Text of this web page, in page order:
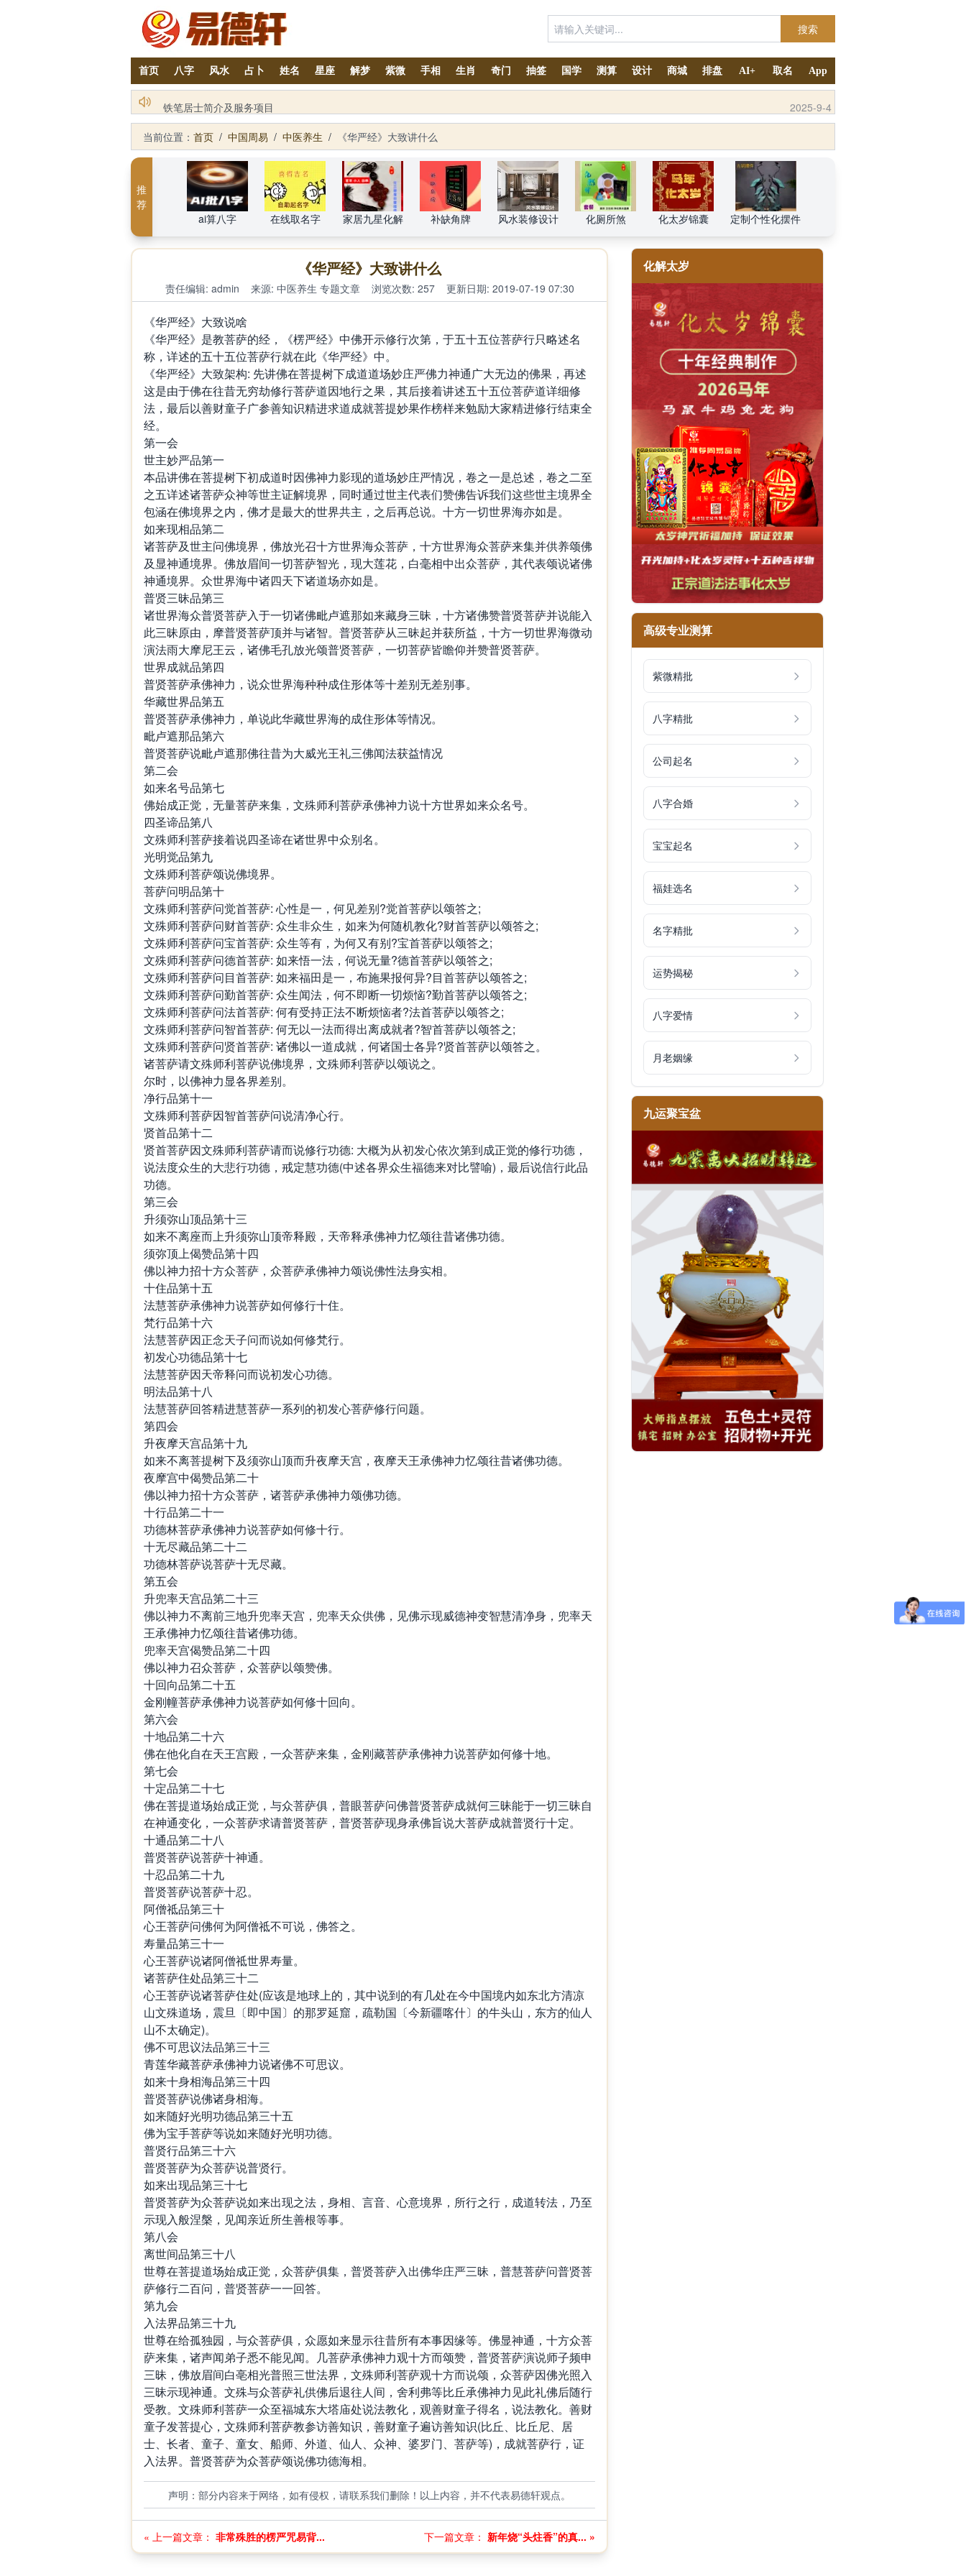
搜索
首页 八字 风水 占卜 姓名 星座 解梦 紫微 手相 生肖 奇门 抽签 国学 测算 设计 商城 排盘 AI+ 取名 App
2026丙午年铁笔居士精批年运说明 2025-10-11
当前位置： 首页 / 中国周易 / 中医养生 / 《华严经》大致讲什么
推
荐
ai算八字
在线取名字 家居九星化解 补缺角牌 风水装修设计 化厕所煞 化太岁锦囊 定制个性化摆件
《华严经》大致讲什么
责任编辑: admin 来源: 中医养生 专题文章 浏览次数: 257 更新日期: 2019-07-19 07:30
《华严经》大致说啥
《华严经》是教菩萨的经，《楞严经》中佛开示修行次第，于五十五位菩萨行只略述名
称，详述的五十五位菩萨行就在此《华严经》中。
《华严经》大致架构: 先讲佛在菩提树下成道道场妙庄严佛力神通广大无边的佛果，再述
这是由于佛在往昔无穷劫修行菩萨道因地行之果，其后接着讲述五十五位菩萨道详细修
法，最后以善财童子广参善知识精进求道成就菩提妙果作榜样来勉励大家精进修行结束全
经。
第一会
世主妙严品第一
本品讲佛在菩提树下初成道时因佛神力影现的道场妙庄严情况，卷之一是总述，卷之二至
之五详述诸菩萨众神等世主证解境界，同时通过世主代表们赞佛告诉我们这些世主境界全
包涵在佛境界之内，佛才是最大的世界共主，之后再总说。十方一切世界海亦如是。
如来现相品第二
诸菩萨及世主问佛境界，佛放光召十方世界海众菩萨，十方世界海众菩萨来集并供养颂佛
及显神通境界。佛放眉间一切菩萨智光，现大莲花，白毫相中出众菩萨，其代表颂说诸佛
神通境界。众世界海中诸四天下诸道场亦如是。
普贤三昧品第三
诸世界海众普贤菩萨入于一切诸佛毗卢遮那如来藏身三昧，十方诸佛赞普贤菩萨并说能入
此三昧原由，摩普贤菩萨顶并与诸智。普贤菩萨从三昧起并获所益，十方一切世界海微动
演法雨大摩尼王云，诸佛毛孔放光颂普贤菩萨，一切菩萨皆瞻仰并赞普贤菩萨。
世界成就品第四
普贤菩萨承佛神力，说众世界海种种成住形体等十差别无差别事。
华藏世界品第五
普贤菩萨承佛神力，单说此华藏世界海的成住形体等情况。
毗卢遮那品第六
普贤菩萨说毗卢遮那佛往昔为大威光王礼三佛闻法获益情况
第二会
如来名号品第七
佛始成正觉，无量菩萨来集，文殊师利菩萨承佛神力说十方世界如来众名号。
四圣谛品第八
文殊师利菩萨接着说四圣谛在诸世界中众别名。
光明觉品第九
文殊师利菩萨颂说佛境界。
菩萨问明品第十
文殊师利菩萨问觉首菩萨: 心性是一，何见差别?觉首菩萨以颂答之;
文殊师利菩萨问财首菩萨: 众生非众生，如来为何随机教化?财首菩萨以颂答之;
文殊师利菩萨问宝首菩萨: 众生等有，为何又有别?宝首菩萨以颂答之;
文殊师利菩萨问德首菩萨: 如来悟一法，何说无量?德首菩萨以颂答之;
文殊师利菩萨问目首菩萨: 如来福田是一，布施果报何异?目首菩萨以颂答之;
文殊师利菩萨问勤首菩萨: 众生闻法，何不即断一切烦恼?勤首菩萨以颂答之;
文殊师利菩萨问法首菩萨: 何有受持正法不断烦恼者?法首菩萨以颂答之;
文殊师利菩萨问智首菩萨: 何无以一法而得出离成就者?智首菩萨以颂答之;
文殊师利菩萨问贤首菩萨: 诸佛以一道成就，何诸国士各异?贤首菩萨以颂答之。
诸菩萨请文殊师利菩萨说佛境界，文殊师利菩萨以颂说之。
尔时，以佛神力显各界差别。
净行品第十一
文殊师利菩萨因智首菩萨问说清净心行。
贤首品第十二
贤首菩萨因文殊师利菩萨请而说修行功德: 大概为从初发心依次第到成正觉的修行功德，
说法度众生的大悲行功德，戒定慧功德(中述各界众生福德来对比譬喻)，最后说信行此品
功德。
第三会
升须弥山顶品第十三
如来不离座而上升须弥山顶帝释殿，天帝释承佛神力忆颂往昔诸佛功德。
须弥顶上偈赞品第十四
佛以神力招十方众菩萨，众菩萨承佛神力颂说佛性法身实相。
十住品第十五
法慧菩萨承佛神力说菩萨如何修行十住。
梵行品第十六
法慧菩萨因正念天子问而说如何修梵行。
初发心功德品第十七
法慧菩萨因天帝释问而说初发心功德。
明法品第十八
法慧菩萨回答精进慧菩萨一系列的初发心菩萨修行问题。
第四会
升夜摩天宫品第十九
如来不离菩提树下及须弥山顶而升夜摩天宫，夜摩天王承佛神力忆颂往昔诸佛功德。
夜摩宫中偈赞品第二十
佛以神力招十方众菩萨，诸菩萨承佛神力颂佛功德。
十行品第二十一
功德林菩萨承佛神力说菩萨如何修十行。
十无尽藏品第二十二
功德林菩萨说菩萨十无尽藏。
第五会
升兜率天宫品第二十三
佛以神力不离前三地升兜率天宫，兜率天众供佛，见佛示现威德神变智慧清净身，兜率天
王承佛神力忆颂往昔诸佛功德。
兜率天宫偈赞品第二十四
佛以神力召众菩萨，众菩萨以颂赞佛。
十回向品第二十五
金刚幢菩萨承佛神力说菩萨如何修十回向。
第六会
十地品第二十六
佛在他化自在天王宫殿，一众菩萨来集，金刚藏菩萨承佛神力说菩萨如何修十地。
第七会
十定品第二十七
佛在菩提道场始成正觉，与众菩萨俱，普眼菩萨问佛普贤菩萨成就何三昧能于一切三昧自
在神通变化，一众菩萨求请普贤菩萨，普贤菩萨现身承佛旨说大菩萨成就普贤行十定。
十通品第二十八
普贤菩萨说菩萨十神通。
十忍品第二十九
普贤菩萨说菩萨十忍。
阿僧祗品第三十
心王菩萨问佛何为阿僧祗不可说，佛答之。
寿量品第三十一
心王菩萨说诸阿僧祗世界寿量。
诸菩萨住处品第三十二
心王菩萨说诸菩萨住处(应该是地球上的，其中说到的有几处在今中国境内如东北方清凉
山文殊道场，震旦〔即中国〕的那罗延窟，疏勒国〔今新疆喀什〕的牛头山，东方的仙人
山不太确定)。
佛不可思议法品第三十三
青莲华藏菩萨承佛神力说诸佛不可思议。
如来十身相海品第三十四
普贤菩萨说佛诸身相海。
如来随好光明功德品第三十五
佛为宝手菩萨等说如来随好光明功德。
普贤行品第三十六
普贤菩萨为众菩萨说普贤行。
如来出现品第三十七
普贤菩萨为众菩萨说如来出现之法，身相、言音、心意境界，所行之行，成道转法，乃至
示现入般涅槃，见闻亲近所生善根等事。
第八会
离世间品第三十八
世尊在菩提道场始成正觉，众菩萨俱集，普贤菩萨入出佛华庄严三昧，普慧菩萨问普贤菩
萨修行二百问，普贤菩萨一一回答。
第九会
入法界品第三十九
世尊在给孤独园，与众菩萨俱，众愿如来显示往昔所有本事因缘等。佛显神通，十方众菩
萨来集，诸声闻弟子悉不能见闻。几菩萨承佛神力观十方而颂赞，普贤菩萨演说师子频申
三昧，佛放眉间白亳相光普照三世法界，文殊师利菩萨观十方而说颂，众菩萨因佛光照入
三昧示现神通。文殊与众菩萨礼供佛后退往人间，舍利弗等比丘承佛神力见此礼佛后随行
受教。文殊师利菩萨一众至福城东大塔庙处说法教化，观善财童子得名，说法教化。善财
童子发菩提心，文殊师利菩萨教参访善知识，善财童子遍访善知识(比丘、比丘尼、居
士、长者、童子、童女、船师、外道、仙人、众神、婆罗门、菩萨等)，成就菩萨行，证
入法界。普贤菩萨为众菩萨颂说佛功德海相。
声明：部分内容来于网络，如有侵权，请联系我们删除！以上内容，并不代表易德轩观点。
« 上一篇文章： 非常殊胜的楞严咒易背... 下一篇文章： 新年烧“头炷香”的真... »
化解太岁
高级专业测算
紫微精批
八字精批
公司起名
八字合婚
宝宝起名
福娃选名
名字精批
运势揭秘
八字爱情
月老姻缘
九运聚宝盆